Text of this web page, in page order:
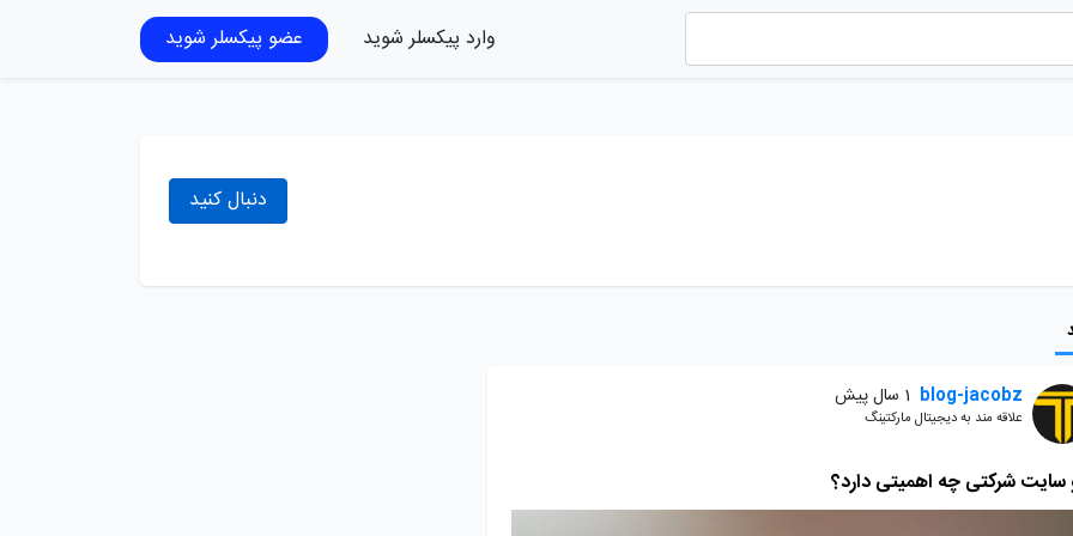
وارد پیکسلر شوید عضو پیکسلر شوید
دنبال کنید
blog-jacobz 1 سال پیش
علاقه مند به دیجیتال مارکتینگ
سایت شرکتی چه اهمیتی دارد؟